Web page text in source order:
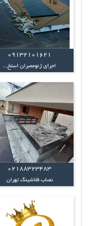
09132101621
اجرای ژئوممبران استخ...
02188323483
نصاب فلاشینگ تهران